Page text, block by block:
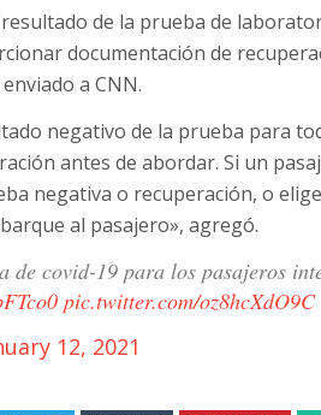
de la prueba de
documentación de
a CNN.
negativo de la prueba para
antes de abordar. Si un
negativa o recuperación, o
al pasajero», agregó.
de covid-19 para los pasajeros
pic.twitter.com/oz8hcXdO9C
12, 2021